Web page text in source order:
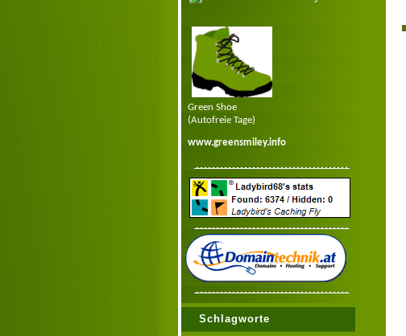
Green Shoe
(Autofreie Tage)
www.greensmiley.info
Schlagworte